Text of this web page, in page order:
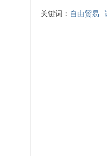
关键词： 自由贸易